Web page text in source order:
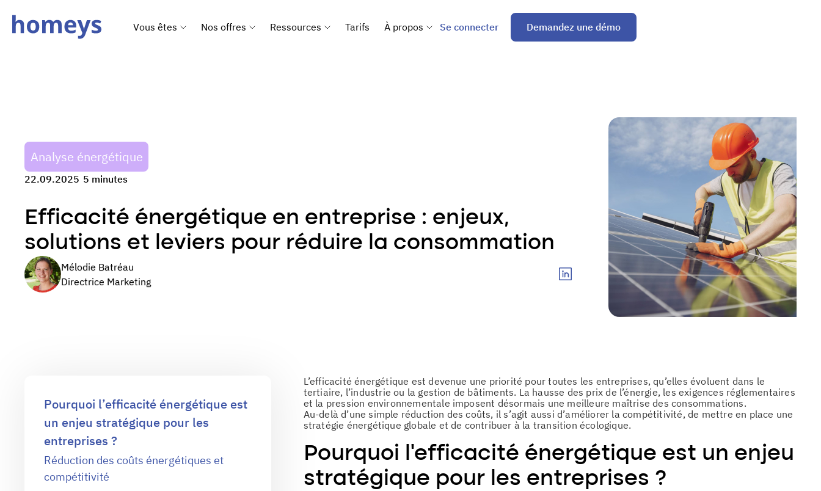
Vous êtes Nos offres Ressources Tarifs À propos Se connecter Demandez une démo
Analyse énergétique
22.09.2025 5 minutes
Efficacité énergétique en entreprise : enjeux,
solutions et leviers pour réduire la consommation
Mélodie Batréau
Directrice Marketing
Pourquoi l’efficacité énergétique est
un enjeu stratégique pour les
entreprises ?
Réduction des coûts énergétiques et
compétitivité
L’efficacité énergétique est devenue une priorité pour toutes les entreprises, qu’elles évoluent dans le
tertiaire, l’industrie ou la gestion de bâtiments. La hausse des prix de l’énergie, les exigences réglementaires
et la pression environnementale imposent désormais une meilleure maîtrise des consommations.
Au-delà d’une simple réduction des coûts, il s’agit aussi d’améliorer la compétitivité, de mettre en place une
stratégie énergétique globale et de contribuer à la transition écologique.
Pourquoi l’efficacité énergétique est un enjeu
stratégique pour les entreprises ?